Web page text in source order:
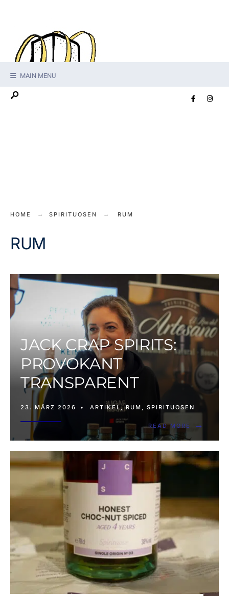
MAIN MENU
HOME SPIRITUOSEN RUM
RUM
JACK CRAP SPIRITS:
PROVOKANT
TRANSPARENT
23. MÄRZ 2026 • ARTIKEL,RUM , SPIRITUOSEN
READ MORE →